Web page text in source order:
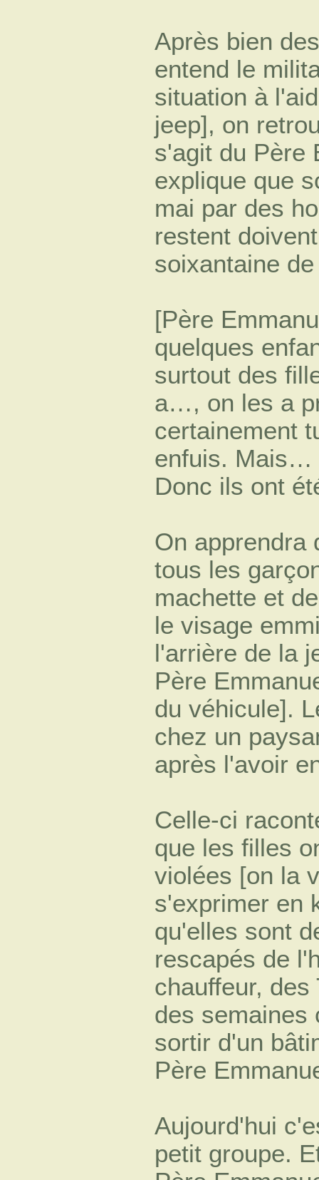
Après bien
entend le
situation à
jeep], on
s'agit du Père
explique que
mai par des
restent
soixantaine
[Père
quelques
surtout des
a…, on les a
certainement
enfuis. Mais…
Donc ils ont
On apprendra
tous les
machette et
le visage
l'arrière de la
Père
du véhicule].
chez un
après l'avoir
Celle-ci
que les filles
violées [on la
s'exprimer en
qu'elles sont
rescapés de
chauffeur,
des semaines
sortir d'un
Père
Aujourd'hui
petit groupe.